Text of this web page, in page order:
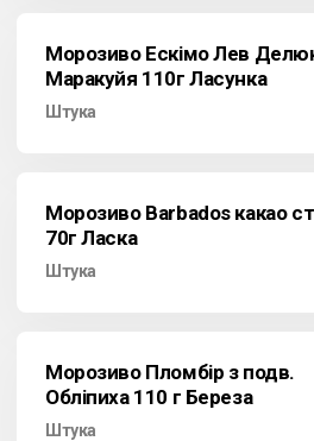
Морозиво Ескімо Лев
Маракуйя 110г Ласунка
Штука
Морозиво Barbados какао
70г Ласка
Штука
Морозиво Пломбір з подв.
Обліпиха 110 г Береза
Штука